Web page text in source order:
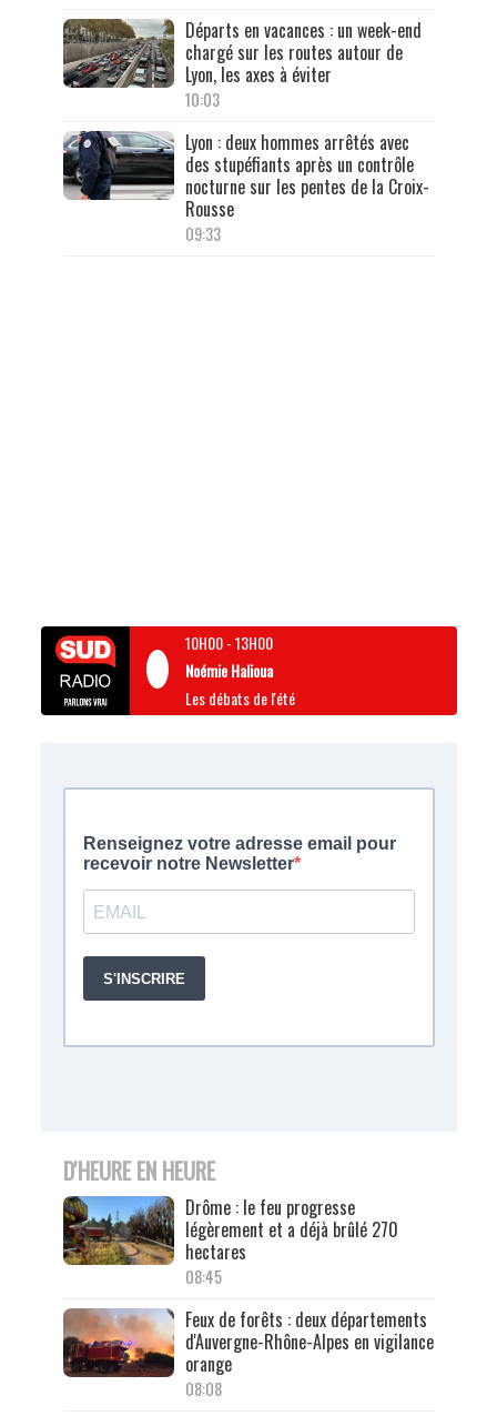
Départs en vacances : un week-end
chargé sur les routes autour de
Lyon, les axes à éviter
10:03
Lyon : deux hommes arrêtés avec
des stupéfiants après un contrôle
nocturne sur les pentes de la Croix-
Rousse
09:33
10H00-13H00
Noémie Halioua
Les débats de l'été
D'HEURE EN HEURE
Drôme : le feu progresse
légèrement et a déjà brûlé 270
hectares
08:45
Feux de forêts : deux départements
d'Auvergne-Rhône-Alpes en vigilance
orange
08:08